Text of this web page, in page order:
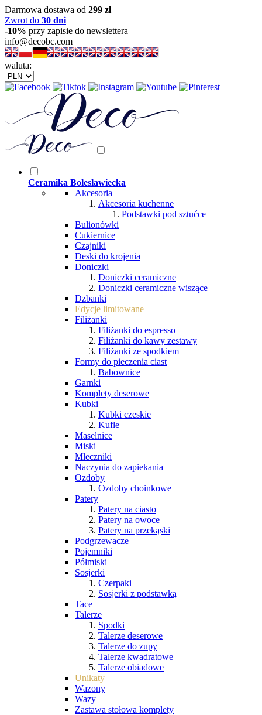
Darmowa dostawa od 299 zł
Zwrot do 30 dni
-10% przy zapisie do newslettera
info@decobc.com
waluta:
Ceramika Bolesławiecka
Akcesoria
Akcesoria kuchenne
Podstawki pod sztućce
Bulionówki
Cukiernice
Czajniki
Deski do krojenia
Doniczki
Doniczki ceramiczne
Doniczki ceramiczne wiszące
Dzbanki
Edycje limitowane
Filiżanki
Filiżanki do espresso
Filiżanki do kawy zestawy
Filiżanki ze spodkiem
Formy do pieczenia ciast
Babownice
Garnki
Komplety deserowe
Kubki
Kubki czeskie
Kufle
Maselnice
Miski
Mleczniki
Naczynia do zapiekania
Ozdoby
Ozdoby choinkowe
Patery
Patery na ciasto
Patery na owoce
Patery na przekąski
Podgrzewacze
Pojemniki
Półmiski
Sosjerki
Czerpaki
Sosjerki z podstawką
Tace
Talerze
Spodki
Talerze deserowe
Talerze do zupy
Talerze kwadratowe
Talerze obiadowe
Unikaty
Wazony
Wazy
Zastawa stołowa komplety